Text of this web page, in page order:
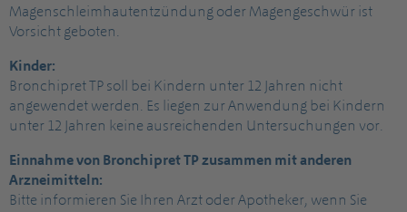
Magenschleimhautentzündung oder Magengeschwür ist
Vorsicht geboten.
Kinder:
Bronchipret TP soll bei Kindern unter 12 Jahren nicht
angewendet werden. Es liegen zur Anwendung bei Kindern
unter 12 Jahren keine ausreichenden Untersuchungen vor.
Einnahme von Bronchipret TP zusammen mit anderen
Arzneimitteln:
Bitte informieren Sie Ihren Arzt oder Apotheker, wenn Sie